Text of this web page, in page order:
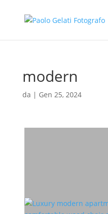
modern
da | Gen 25, 2024